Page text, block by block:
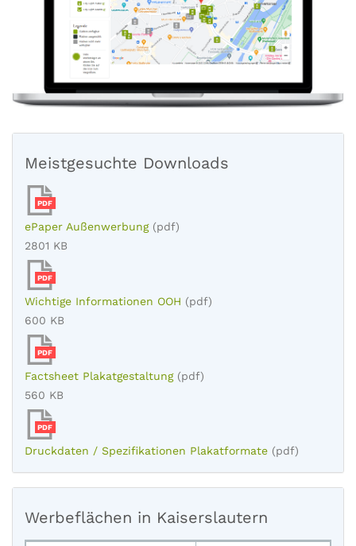
Meistgesuchte Downloads
PDF
ePaper Außenwerbung (pdf)
2801 KB
PDF
Wichtige Informationen OOH (pdf)
600 KB
PDF
Factsheet Plakatgestaltung (pdf)
560 KB
PDF
Druckdaten / Spezifikationen Plakatformate (pdf)
Werbeflächen in Kaiserslautern